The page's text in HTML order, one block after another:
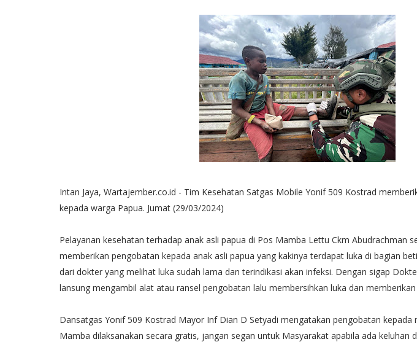
Intan Jaya, Wartajember.co.id - Tim Kesehatan Satgas Mobile Yonif 509 Kostrad
kepada warga Papua. Jumat (29/03/2024)
Pelayanan kesehatan terhadap anak asli papua di Pos Mamba Lettu Ckm Abudrachman
memberikan pengobatan kepada anak asli papua yang kakinya terdapat luka di bagian
dari dokter yang melihat luka sudah lama dan terindikasi akan infeksi. Dengan sigap
lansung mengambil alat atau ransel pengobatan lalu membersihkan luka dan
Dansatgas Yonif 509 Kostrad Mayor Inf Dian D Setyadi mengatakan pengobatan kepada
Mamba dilaksanakan secara gratis, jangan segan untuk Masyarakat apabila ada keluhan